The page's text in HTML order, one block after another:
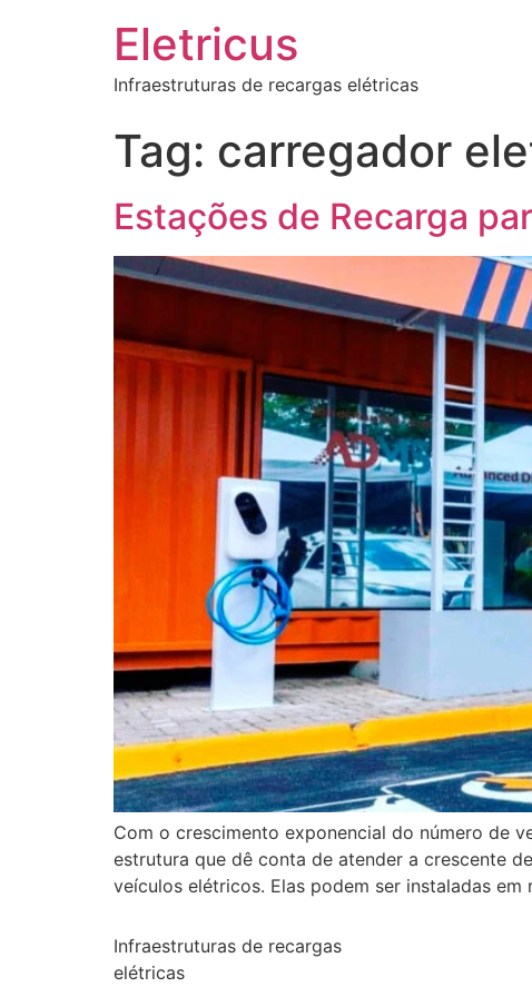
Eletricus
Infraestruturas de recargas elétricas
Tag: carregador
Estações de Recarga
Com o crescimento exponencial do número de
estrutura que dê conta de atender a crescente
veículos elétricos. Elas podem ser instaladas
Infraestruturas de recargas
elétricas